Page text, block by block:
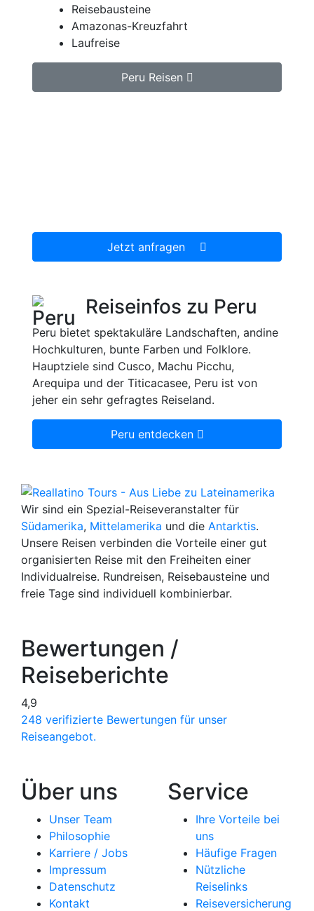
Reisebausteine
Amazonas-Kreuzfahrt
Laufreise
Peru Reisen
Jetzt anfragen
Reiseinfos zu Peru
Peru bietet spektakuläre Landschaften, andine
Hochkulturen, bunte Farben und Folklore.
Hauptziele sind Cusco, Machu Picchu,
Arequipa und der Titicacasee, Peru ist von
jeher ein sehr gefragtes Reiseland.
Peru entdecken
Wir sind ein Spezial-Reiseveranstalter für
Südamerika, Mittelamerika und die Antarktis.
Unsere Reisen verbinden die Vorteile einer gut
organisierten Reise mit den Freiheiten einer
Individualreise. Rundreisen, Reisebausteine und
freie Tage sind individuell kombinierbar.
Bewertungen /
Reiseberichte
4,9
248 verifizierte Bewertungen für unser
Reiseangebot.
Über uns
Unser Team
Philosophie
Karriere / Jobs
Impressum
Datenschutz
Kontakt
Service
Ihre Vorteile bei
uns
Häufige Fragen
Nützliche
Reiselinks
Reiseversicherung